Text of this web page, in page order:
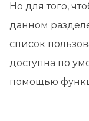
Но для того,
данном
список
доступна по
помощью